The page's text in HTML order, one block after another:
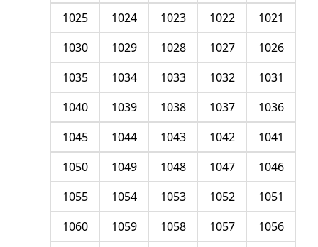
1021
1022
1023
1024
1025
1026
1027
1028
1029
1030
1031
1032
1033
1034
1035
1036
1037
1038
1039
1040
1041
1042
1043
1044
1045
1046
1047
1048
1049
1050
1051
1052
1053
1054
1055
1056
1057
1058
1059
1060